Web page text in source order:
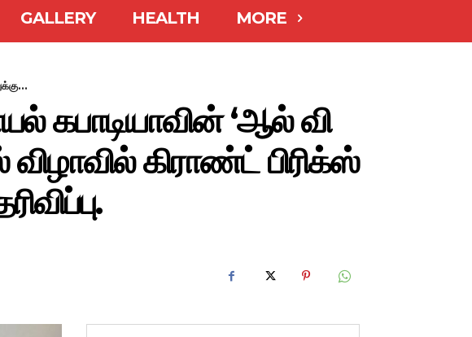
GALLERY HEALTH MORE
கபாடியாவின் ‘ஆல் வி
கிராண்ட் பிரிக்ஸ்